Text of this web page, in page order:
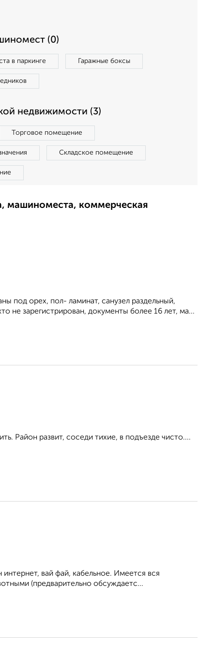
(0)
в паркинге Гаражные боксы
недвижимости (3)
Торговое помещение
Складское помещение
машиноместа, коммерческая
под орех, пол- ламинат, санузел раздельный,
не зарегистрирован, документы более 16 лет, ма...
Район развит, соседи тихие, в подъезде чисто....
вай фай, кабельное. Имеется вся
(предварительно обсуждаетс...